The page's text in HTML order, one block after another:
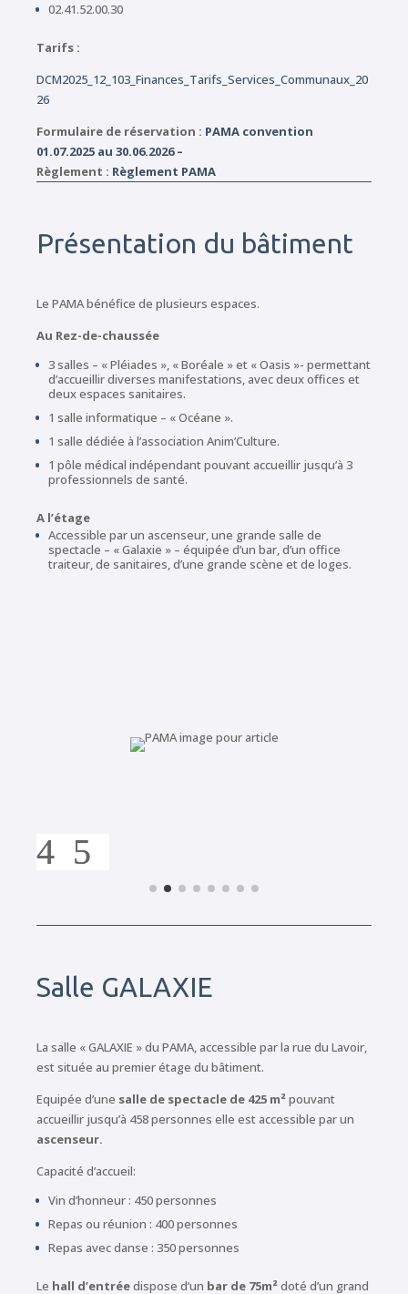
02.41.52.00.30
Tarifs :
DCM2025_12_103_Finances_Tarifs_Services_Communaux_20
26
Formulaire de réservation : PAMA convention
01.07.2025 au 30.06.2026 –
Règlement : Règlement PAMA
Présentation du bâtiment
Le PAMA bénéfice de plusieurs espaces.
Au Rez-de-chaussée
3 salles – « Pléiades », « Boréale » et « Oasis »- permettant
d’accueillir diverses manifestations, avec deux offices et
deux espaces sanitaires.
1 salle informatique – « Océane ».
1 salle dédiée à l’association Anim’Culture.
1 pôle médical indépendant pouvant accueillir jusqu’à 3
professionnels de santé.
A l’étage
Accessible par un ascenseur, une grande salle de
spectacle – « Galaxie » – équipée d’un bar, d’un office
traiteur, de sanitaires, d’une grande scène et de loges.
Salle GALAXIE
La salle « GALAXIE » du PAMA, accessible par la rue du Lavoir,
est située au premier étage du bâtiment.
Equipée d’une salle de spectacle de 425 m²pouvant
accueillir jusqu’à 458 personnes elle est accessible par un
ascenseur.
Capacité d’accueil:
Vin d’honneur : 450 personnes
Repas ou réunion : 400 personnes
Repas avec danse : 350 personnes
Le hall d’entréedispose d’un bar de 75m²doté d’un grand